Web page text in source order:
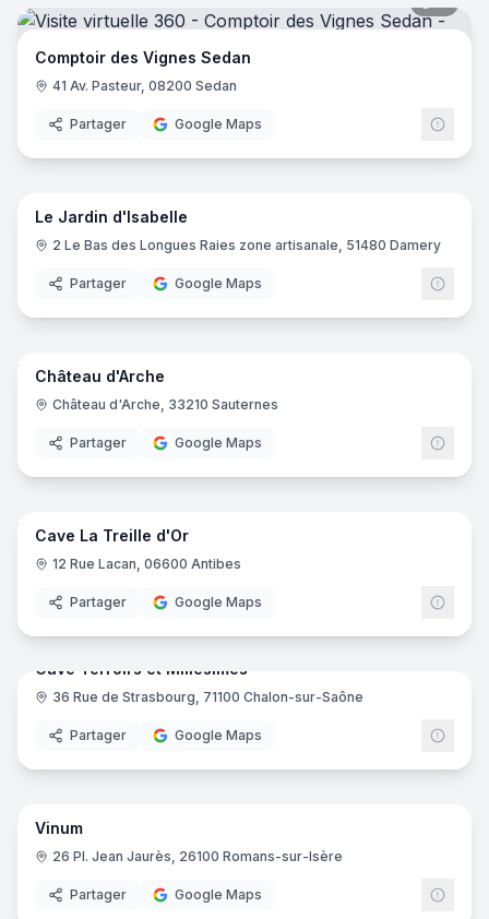
Comptoir des Vignes Sedan
41 Av. Pasteur, 08200 Sedan
Partager Google Maps
3
Le Jardin d'Isabelle
2 Le Bas des Longues Raies zone artisanale, 51480 Damery
Partager Google Maps
10
Château d'Arche
Château d'Arche, 33210 Sauternes
Partager Google Maps
7
Cave La Treille d'Or
12 Rue Lacan, 06600 Antibes
Partager Google Maps
15
Cave Terroirs et Millésimes
36 Rue de Strasbourg, 71100 Chalon-sur-Saône
Partager Google Maps
7
Vinum
26 Pl. Jean Jaurès, 26100 Romans-sur-Isère
Partager Google Maps